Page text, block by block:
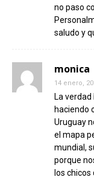
no paso
saludo y
monica
14 enero,
La
haciendo
Uruguay
el mapa
mundial,
porque
los